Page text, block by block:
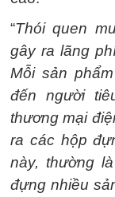
“Thói quen
gây ra lãng
Mỗi sản
đến người
thương mại
ra các hộp
này, thường
đựng nhiều